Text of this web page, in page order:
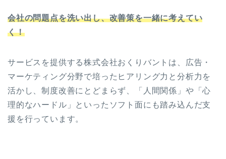
会社の問題点を洗い出し、改善策を一緒に考えてい
く！
サービスを提供する株式会社おくりバントは、広告・
マーケティング分野で培ったヒアリング力と分析力を
活かし、制度改善にとどまらず、「人間関係」や「心
理的なハードル」といったソフト面にも踏み込んだ支
援を行っています。